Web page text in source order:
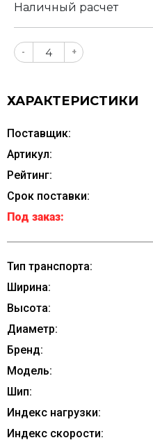
ХАРАКТЕРИСТИКИ
Поставщик:
Артикул:
Рейтинг:
Срок поставки:
Под заказ:
Тип транспорта:
Ширина:
Высота:
Диаметр:
Бренд:
Модель:
Шип:
Индекс нагрузки:
Индекс скорости:
Наличный расчет
- +